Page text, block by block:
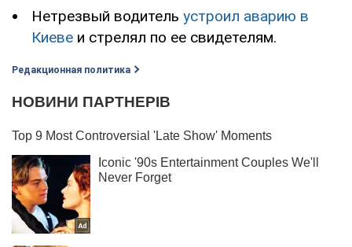
Нетрезвый водитель устроил аварию в
Киеве и стрелял по ее свидетелям.
Редакционная политика